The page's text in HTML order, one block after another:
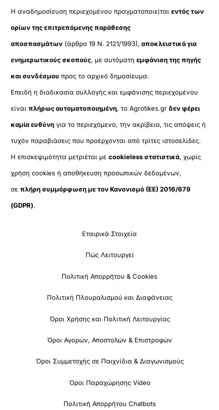
Η αναδημοσίευση περιεχομένου πραγματοποιείταιεντός των
ορίων της επιτρεπόμενης παράθεσης
αποσπασμάτων (άρθρο 19 Ν. 2121/1993), αποκλειστικά για
ενημερωτικούς σκοπούς, με αυτόματηεμφάνιση της πηγής
και συνδέσμου προς το αρχικό δημοσίευμα.
Επειδή η διαδικασία συλλογής και εμφάνισης περιεχομένου
είναιπλήρως αυτοματοποιημένη, το Agrotikes.gr δεν φέρει
καμία ευθύνη για το περιεχόμενο, την ακρίβεια, τις απόψεις ή
τυχόν παραβιάσεις που προέρχονται από τρίτες ιστοσελίδες.
Η επισκεψιμότητα μετριέται μεcookieless στατιστικά, χωρίς
χρήση cookies ή αποθήκευση προσωπικών δεδομένων,
σεπλήρη συμμόρφωση με τον Κανονισμό (ΕΕ) 2016/679
(GDPR).
Εταιρικά Στοιχεία
Πώς Λειτουργεί
Πολιτική Απορρήτου & Cookies
Πολιτική Πλουραλισμού και Διαφάνειας
Όροι Χρήσης και Πολιτική Λειτουργίας
Όροι Αγορών, Αποστολών & Επιστροφών
Όροι Συμμετοχής σε Παιχνίδια & Διαγωνισμούς
Όροι Παραχώρησης Video
Πολιτική Απορρήτου Chatbots